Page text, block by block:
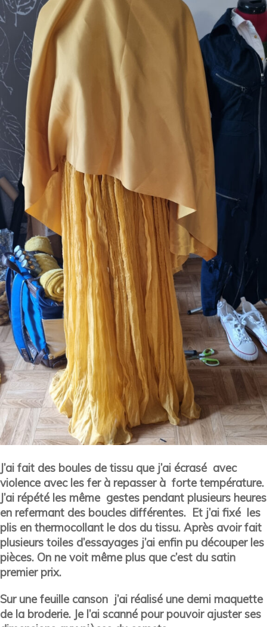
J’ai fait des boules de tissu que j’ai écrasé avec
violence avec les fer à repasser à forte température.
J’ai répété les même gestes pendant plusieurs heures
en refermant des boucles différentes. Et j’ai fixé les
plis en thermocollant le dos du tissu. Après avoir fait
plusieurs toiles d’essayages j’ai enfin pu découper les
pièces. On ne voit même plus que c’est du satin
premier prix.
Sur une feuille canson j’ai réalisé une demi maquette
de la broderie. Je l’ai scanné pour pouvoir ajuster ses